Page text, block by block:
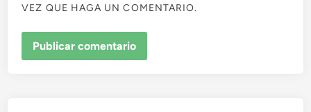
VEZ QUE HAGA UN COMENTARIO.